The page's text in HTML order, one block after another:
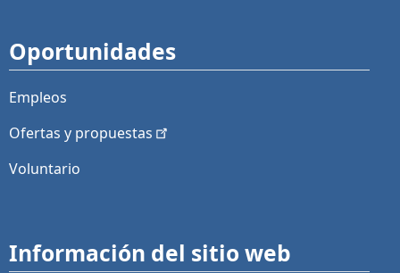
Oportunidades
Empleos
Ofertas y propuestas
Voluntario
Información del sitio web